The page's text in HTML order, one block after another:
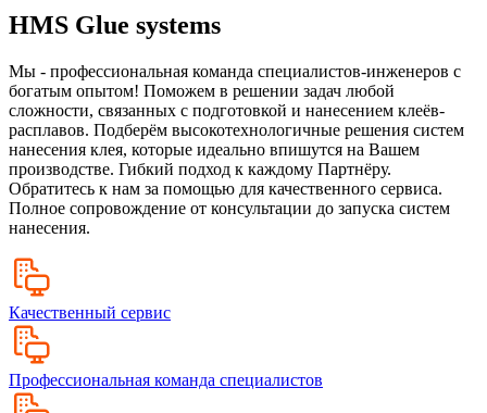
HMS Glue systems
Мы - профессиональная команда специалистов-инженеров с
богатым опытом! Поможем в решении задач любой
сложности, связанных с подготовкой и нанесением клеёв-
расплавов. Подберём высокотехнологичные решения систем
нанесения клея, которые идеально впишутся на Вашем
производстве. Гибкий подход к каждому Партнёру.
Обратитесь к нам за помощью для качественного сервиса.
Полное сопровождение от консультации до запуска систем
нанесения.
Качественный сервис
Профессиональная команда специалистов